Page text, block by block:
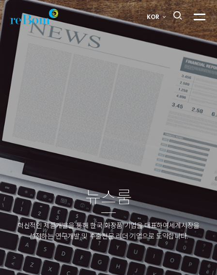
뉴스룸
1
페이지
KOR 메뉴
뉴스룸
혁신적인 제품개발을 통해 한국 화장품 기업을 대표하여세계시장을
선점하는 연구개발 및 수출전문 리더 기업으로 도약합니다.